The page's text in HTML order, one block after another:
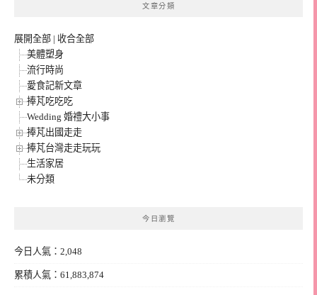
文章分類
展開全部 | 收合全部
美體塑身
流行時尚
愛食記新文章
捧芃吃吃吃
Wedding 婚禮大小事
捧芃出國走走
捧芃台灣走走玩玩
生活家居
未分類
今日瀏覽
今日人氣：2,048
累積人氣：61,883,874